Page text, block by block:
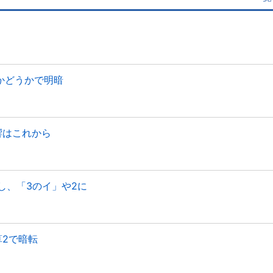
どうかで明暗
これから
、「3のイ」や2に
2で暗転